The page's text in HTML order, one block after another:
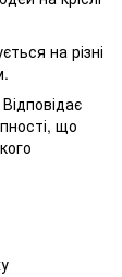
на різні
Відповідає
що